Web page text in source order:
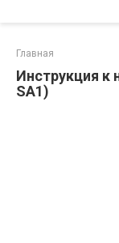
Главная
Инструкция к
SA1)